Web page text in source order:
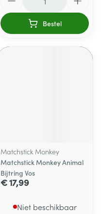
Bestel
Matchstick Monkey
Matchstick Monkey Animal
Bijtring Vos
€ 17,99
Niet beschikbaar